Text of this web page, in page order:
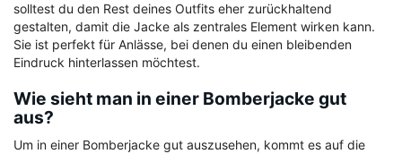
solltest du den Rest deines Outfits eher zurückhaltend
gestalten, damit die Jacke als zentrales Element wirken kann.
Sie ist perfekt für Anlässe, bei denen du einen bleibenden
Eindruck hinterlassen möchtest.
Wie sieht man in einer Bomberjacke gut
aus?
Um in einer Bomberjacke gut auszusehen, kommt es auf die